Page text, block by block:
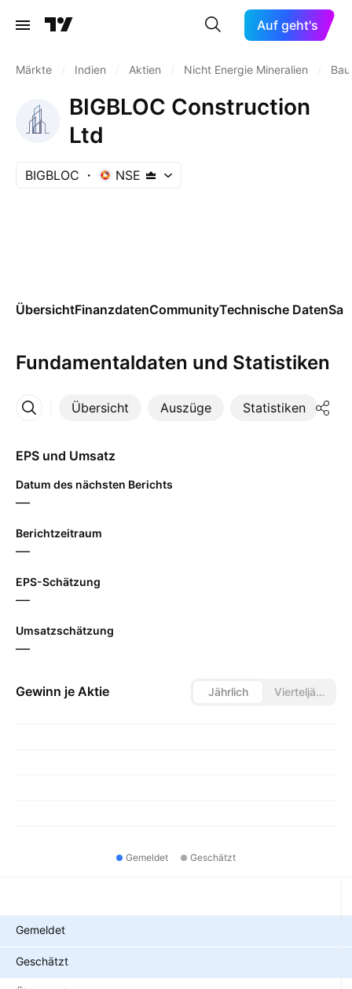
Auf geht's
Märkte Indien Aktien Nicht Energie Mineralien
BIGBLOC Construction
Ltd
BIGBLOC NSE
ÜbersichtFinanzdatenCommunityTechnische Daten
Fundamentaldaten und Statistiken
Übersicht Auszüge Statistiken
Mehr
EPS und Umsatz
Datum des nächsten Berichts
—
Berichtzeitraum
—
EPS-Schätzung
—
Umsatzschätzung
—
Gewinn je Aktie Jährlich Vierteljährlich
Gemeldet Geschätzt
Gemeldet
Geschätzt